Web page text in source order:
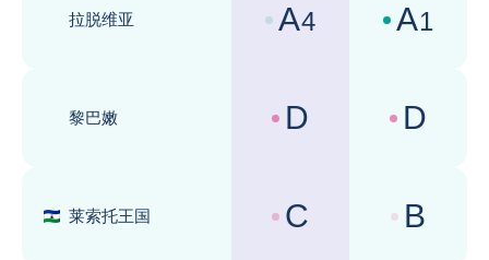
拉脱维亚
国家风险评级 :
A4 商业环境评级
A1
黎巴嫩
国家风险评级 :
D 商业环境评级
D
莱索托王国
国家风险评级 :
C 商业环境评级
B